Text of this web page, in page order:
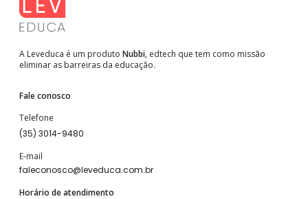
A Leveduca é um produto Nubbi, edtech que tem como missão
eliminar as barreiras da educação.
Fale conosco
Telefone
(35) 3014-9480
E-mail
faleconosco@leveduca.com.br
Horário de atendimento